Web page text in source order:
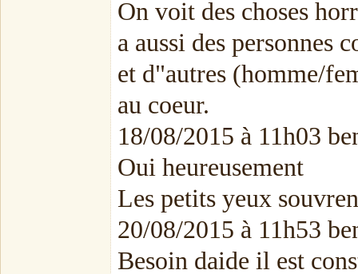
On voit des choses
a aussi des personnes
et d"autres (homme/
au coeur.
18/08/2015 à 11h03
Oui heureusement
Les petits yeux
20/08/2015 à 11h53
Besoin daide il est